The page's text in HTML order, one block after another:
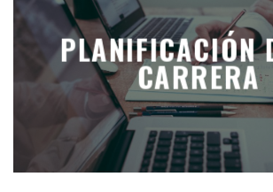
PLANIFICACIÓN
CARRERA